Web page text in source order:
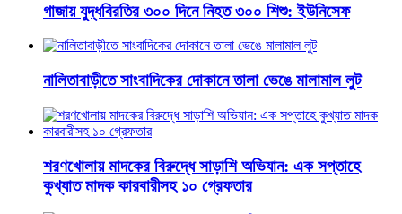
গাজায় যুদ্ধবিরতির ৩০০ দিনে নিহত ৩০০ শিশু: ইউনিসেফ
নালিতাবাড়ীতে সাংবাদিকের দোকানে তালা ভেঙে মালামাল লুট
শরণখোলায় মাদকের বিরুদ্ধে সাড়াশি অভিযান: এক সপ্তাহে
কুখ্যাত মাদক কারবারীসহ ১০ গ্রেফতার